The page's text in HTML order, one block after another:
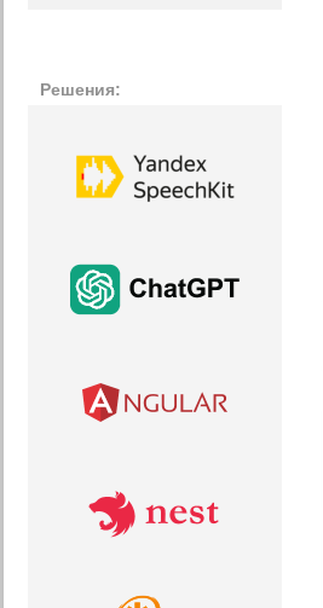
Решения: